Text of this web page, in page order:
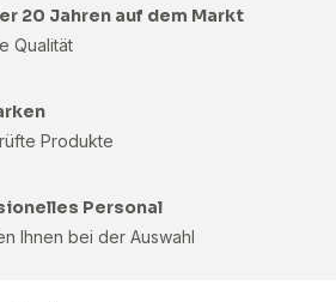
20 Jahren auf dem Markt
Qualität
Produkte
Personal
Ihnen bei der Auswahl